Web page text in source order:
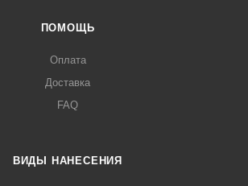
ПОМОЩЬ
Оплата
Доставка
FAQ
ВИДЫ НАНЕСЕНИЯ